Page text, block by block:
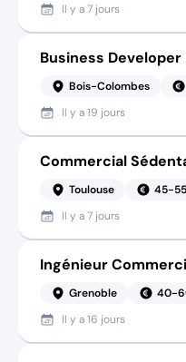
Il y a7 jours
Business
Bois-Colombes
Il y a19 jours
Commercial
Toulouse
45-
Il y a7 jours
Ingénieur
Grenoble
40-
Il y a16 jours